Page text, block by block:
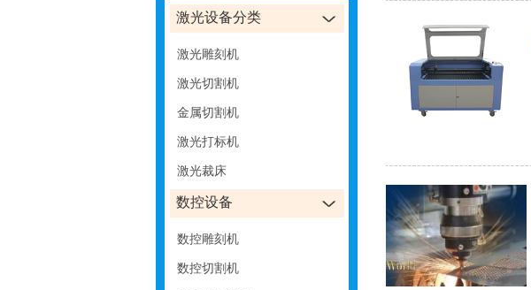
激光设备分类
激光雕刻机
激光切割机
金属切割机
激光打标机
激光裁床
数控设备
数控雕刻机
数控切割机